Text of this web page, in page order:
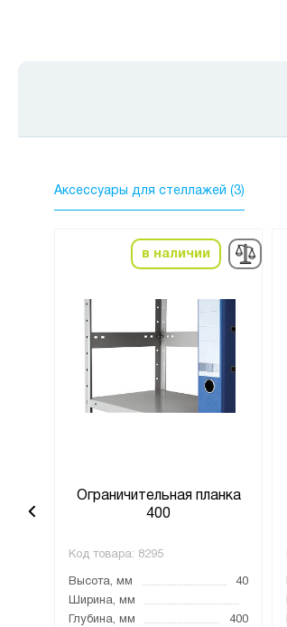
Аксессуары для стеллажей (3)
в наличии
Ограничительная планка
400
Код товара: 8295
Высота, мм
40
Ширина, мм
Глубина, мм
400